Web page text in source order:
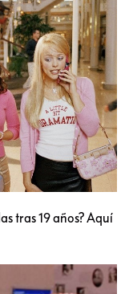
tras 19 años? Aquí